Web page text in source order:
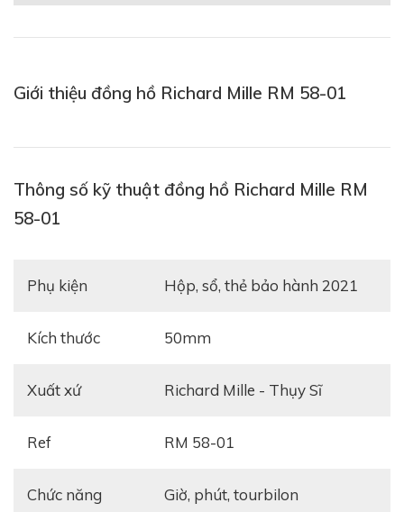
Giới thiệu đồng hồ Richard Mille RM 58-01
Thông số kỹ thuật đồng hồ Richard Mille RM
58-01
Phụ kiện hộp, sổ, thẻ bảo hành 2021
Kích thước 50mm
Xuất xứ Richard Mille - Thụy Sĩ
Ref RM 58-01
Chức năng Giờ, phút, tourbilon